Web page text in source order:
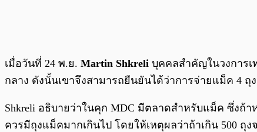
เมื่อวันที่ 24 พ.ย. Martin Shkreli บุคคลสำคัญในวงการเ
กลาง ดังนั้นเขาจึงสามารถยืนยันได้ว่าการจ่ายแม็ค 4
Shkreli อธิบายว่าในคุก MDC มีตลาดสำหรับแม็ค ซึ่งถ้
ควรมีถุงแม็คมากเกินไป โดยให้เหตุผลว่าถ้าเกิน 500 ถุง